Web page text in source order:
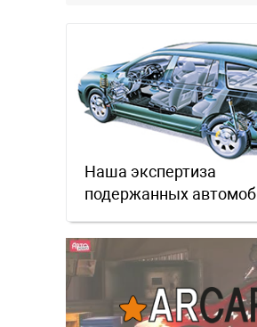
Наша экспертиза
подержанных